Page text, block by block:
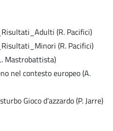
(R. Pacifici)
(R. Pacifici)
Mastrobattista)
nel contesto europeo (A.
Gioco d’azzardo (P. Jarre)